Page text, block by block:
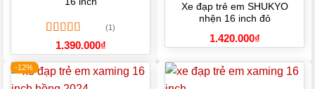
Được xếp
hạng5.005
sao
(1)
1.390.000₫
Xe đạp trẻ em SHUKYO
nhện 16 inch đỏ
1.420.000₫
-12%